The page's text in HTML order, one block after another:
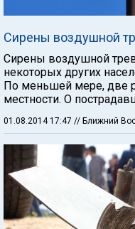
Сирены воздушной
Сирены воздушной
некоторых других
По меньшей мере, две
местности. О
01.08.2014 17:47 // Ближний